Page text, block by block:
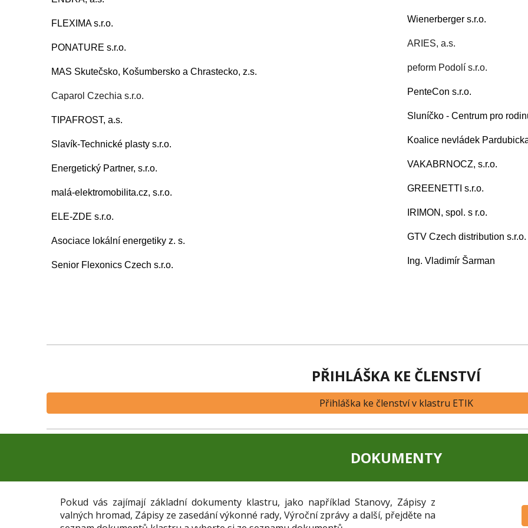
FLEXIMA s.r.o.
PONATURE s.r.o.
MAS Skutečsko, Košumbersko a Chrastecko, z.s.
Caparol Czechia s.r.o.
TIPAFROST, a.s.
Slavík-Technické plasty s.r.o.
Energetický Partner, s.r.o.
malá-elektromobilita.cz, s.r.o.
ELE-ZDE s.r.o.
Asociace lokální energetiky z. s.
Senior Flexonics Czech s.r.o.
Wienerberger s.r.o.
ARIES, a.s.
peform Podolí s.r.o.
PenteCon s.r.o.
Sluníčko - Centrum pro
Koalice nevládek
VAKABRNOCZ, s.r.o.
GREENETTI s.r.o.
IRIMON, spol. s r.o.
GTV Czech distribution s.r.o.
Ing. Vladimír Šarman
PŘIHLÁŠKA KE ČLENSTVÍ
Přihláška ke členství v klastru ETIK
DOKUMENTY
Pokud vás zajímají základní dokumenty klastru, jako například Stanovy, Zápisy z
valných hromad, Zápisy ze zasedání výkonné rady, Výroční zprávy a další, přejděte na